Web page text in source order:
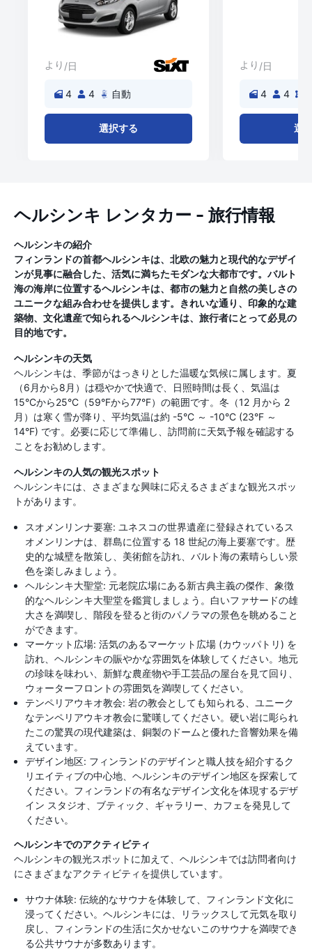
より /日
4 4 自動
選択する
より /日
4 4
選
ヘルシンキ レンタカー - 旅行情報
ヘルシンキの紹介
フィンランドの首都ヘルシンキは、北欧の魅力と現代的なデザイ
ンが見事に融合した、活気に満ちたモダンな大都市です。バルト
海の海岸に位置するヘルシンキは、都市の魅力と自然の美しさの
ユニークな組み合わせを提供します。きれいな通り、印象的な建
築物、文化遺産で知られるヘルシンキは、旅行者にとって必見の
目的地です。
ヘルシンキの天気
ヘルシンキは、季節がはっきりとした温暖な気候に属します。夏
（6月から8月）は穏やかで快適で、日照時間は長く、気温は
15°Cから25°C（59°Fから77°F）の範囲です。冬（12 月から 2
月）は寒く雪が降り、平均気温は約 -5°C ～ -10°C (23°F ～
14°F) です。必要に応じて準備し、訪問前に天気予報を確認する
ことをお勧めします。
ヘルシンキの人気の観光スポット
ヘルシンキには、さまざまな興味に応えるさまざまな観光スポッ
トがあります。
スオメンリンナ要塞: ユネスコの世界遺産に登録されているス
オメンリンナは、群島に位置する 18 世紀の海上要塞です。歴
史的な城壁を散策し、美術館を訪れ、バルト海の素晴らしい景
色を楽しみましょう。
ヘルシンキ大聖堂: 元老院広場にある新古典主義の傑作、象徴
的なヘルシンキ大聖堂を鑑賞しましょう。白いファサードの雄
大さを満喫し、階段を登ると街のパノラマの景色を眺めること
ができます。
マーケット広場: 活気のあるマーケット広場 (カウッパトリ) を
訪れ、ヘルシンキの賑やかな雰囲気を体験してください。地元
の珍味を味わい、新鮮な農産物や手工芸品の屋台を見て回り、
ウォーターフロントの雰囲気を満喫してください。
テンペリアウキオ教会: 岩の教会としても知られる、ユニーク
なテンペリアウキオ教会に驚嘆してください。硬い岩に彫られ
たこの驚異の現代建築は、銅製のドームと優れた音響効果を備
えています。
デザイン地区: フィンランドのデザインと職人技を紹介するク
リエイティブの中心地、ヘルシンキのデザイン地区を探索して
ください。フィンランドの有名なデザイン文化を体現するデザ
イン スタジオ、ブティック、ギャラリー、カフェを発見して
ください。
ヘルシンキでのアクティビティ
ヘルシンキの観光スポットに加えて、ヘルシンキでは訪問者向け
にさまざまなアクティビティを提供しています。
サウナ体験: 伝統的なサウナを体験して、フィンランド文化に
浸ってください。ヘルシンキには、リラックスして元気を取り
戻し、フィンランドの生活に欠かせないこのサウナを満喫でき
る公共サウナが多数あります。